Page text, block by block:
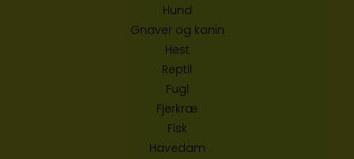
Hund
Gnaver og kanin
Hest
Reptil
Fugl
Fjerkræ
Fisk
Havedam